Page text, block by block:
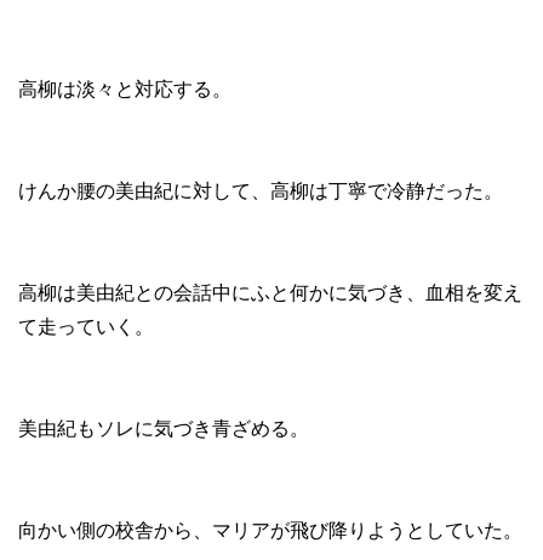
高柳は淡々と対応する。
けんか腰の美由紀に対して、高柳は丁寧で冷静だった。
高柳は美由紀との会話中にふと何かに気づき、血相を変え
て走っていく。
美由紀もソレに気づき青ざめる。
向かい側の校舎から、マリアが飛び降りようとしていた。